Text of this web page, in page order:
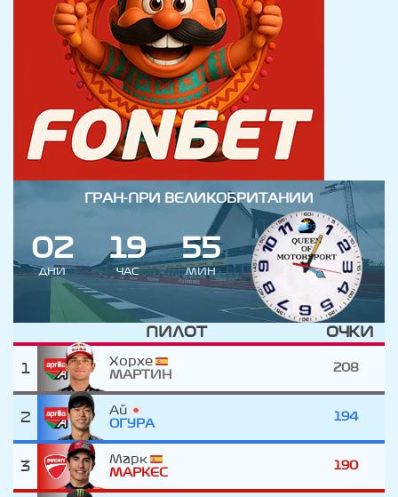
ГРАН-ПРИ ВЕЛИКОБРИТАНИИ
02
ДНИ
19
ЧАС
55
МИН
ПИЛОТ ОЧКИ
1
Хорхе
МАРТИН
208
2
Ай
ОГУРА
194
3
Марк
МАРКЕС
190